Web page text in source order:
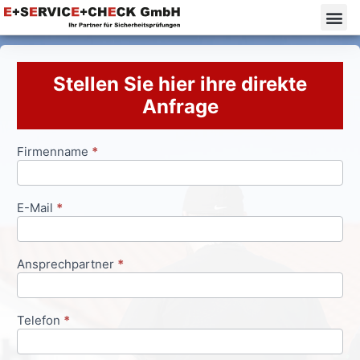
Stellen Sie hier ihre direkte
Anfrage
Anfrageformular
Firmenname *
E-Mail *
Ansprechpartner *
Telefon *